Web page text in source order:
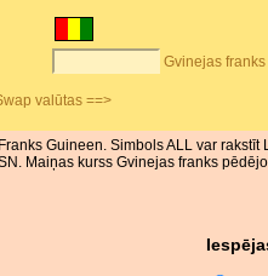
Gvinejas franks
valūtas ==>
Guineen. Simbols ALL var rakstīt
Maiņas kurss Gvinejas franks